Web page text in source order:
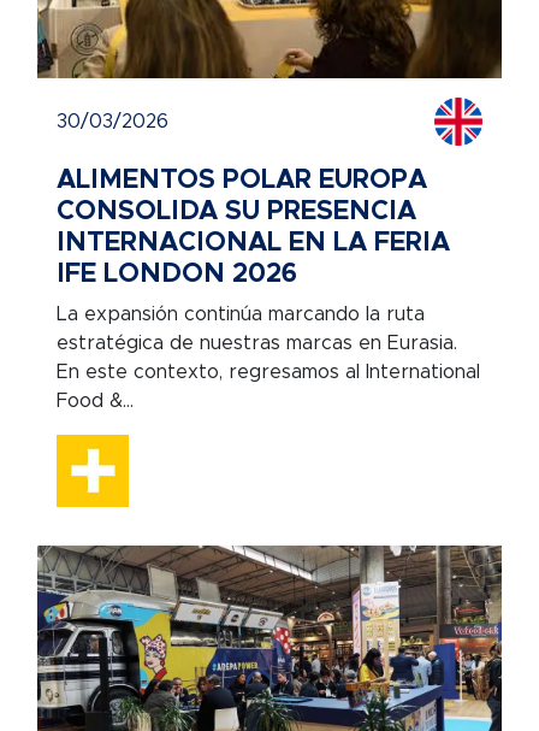
30/03/2026
ALIMENTOS POLAR EUROPA
CONSOLIDA SU PRESENCIA
INTERNACIONAL EN LA FERIA
IFE LONDON 2026
La expansión continúa marcando la ruta
estratégica de nuestras marcas en Eurasia.
En este contexto, regresamos al International
Food &...